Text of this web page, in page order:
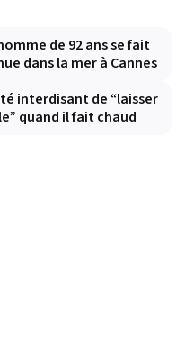
de 92 ans se fait
dans la mer à Cannes
interdisant de “laisser
quand il fait chaud